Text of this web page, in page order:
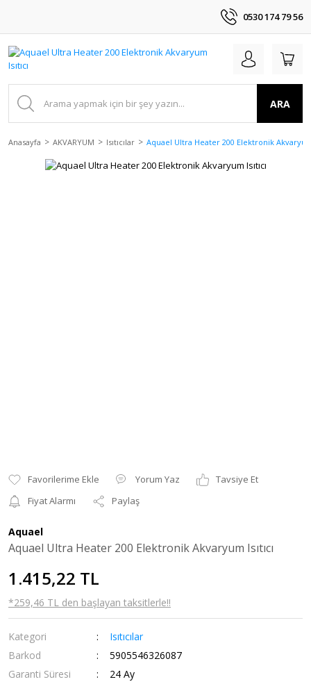
0530 174 79 56
ARA
Anasayfa AKVARYUM Isıtıcılar Aquael Ultra Heater 200 Elektronik Akvaryum
Yorum Yaz
Tavsiye Et
Fiyat Alarmı
Paylaş
Aquael
Aquael Ultra Heater 200 Elektronik Akvaryum Isıtıcı
1.415,22 TL
*259,46 TL den başlayan taksitlerle!!
Kategori
Isıtıcılar
Barkod
5905546326087
Garanti Süresi
24 Ay